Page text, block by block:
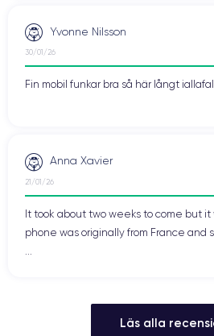
Yvonne Nilsson
30/01/26
Fin mobil funkar bra så här långt
Anna Xavier
21/01/26
It took about two weeks to come but
phone was originally from France and
Läs alla